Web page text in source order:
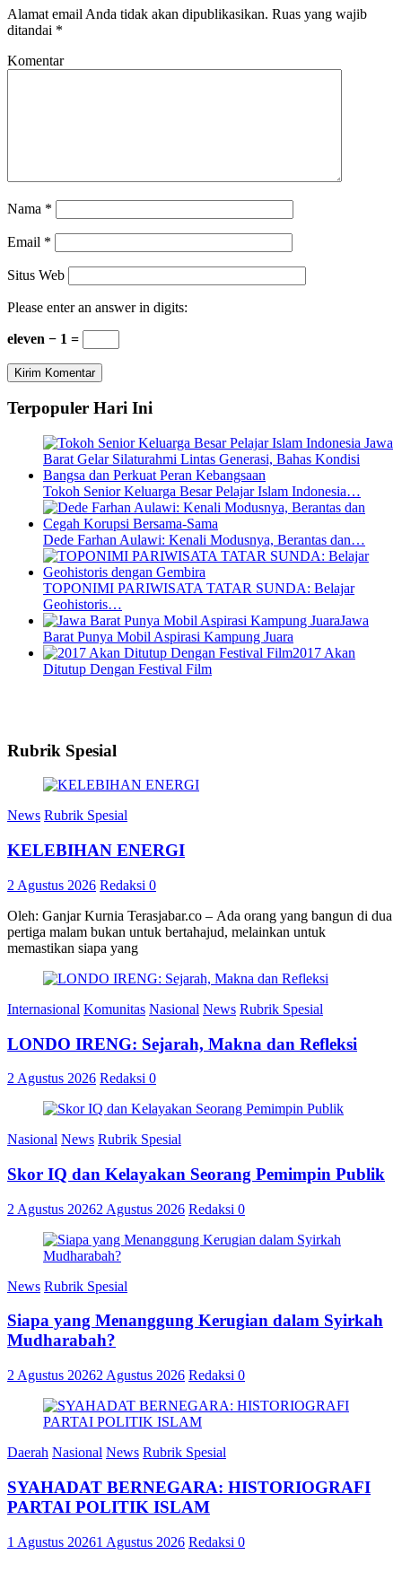
Alamat email Anda tidak akan dipublikasikan. Ruas yang wajib
ditandai *
Komentar
Nama *
Email *
Situs Web
Please enter an answer in digits:
eleven − 1 =
Terpopuler Hari Ini
Tokoh Senior Keluarga Besar Pelajar Islam Indonesia…
Dede Farhan Aulawi: Kenali Modusnya, Berantas dan…
TOPONIMI PARIWISATA TATAR SUNDA: Belajar
Geohistoris…
Jawa
Barat Punya Mobil Aspirasi Kampung Juara
2017 Akan
Ditutup Dengan Festival Film
Rubrik Spesial
News Rubrik Spesial
KELEBIHAN ENERGI
2 Agustus 2026 Redaksi 0
Oleh: Ganjar Kurnia Terasjabar.co – Ada orang yang bangun di dua
pertiga malam bukan untuk bertahajud, melainkan untuk
memastikan siapa yang
Internasional Komunitas Nasional News Rubrik Spesial
LONDO IRENG: Sejarah, Makna dan Refleksi
2 Agustus 2026 Redaksi 0
Nasional News Rubrik Spesial
Skor IQ dan Kelayakan Seorang Pemimpin Publik
2 Agustus 20262 Agustus 2026 Redaksi 0
News Rubrik Spesial
Siapa yang Menanggung Kerugian dalam Syirkah
Mudharabah?
2 Agustus 20262 Agustus 2026 Redaksi 0
Daerah Nasional News Rubrik Spesial
SYAHADAT BERNEGARA: HISTORIOGRAFI
PARTAI POLITIK ISLAM
1 Agustus 20261 Agustus 2026 Redaksi 0